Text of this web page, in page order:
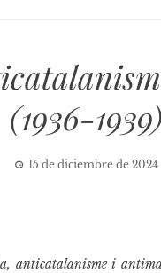
(1936-1939)
15 de diciembre de 2024
i